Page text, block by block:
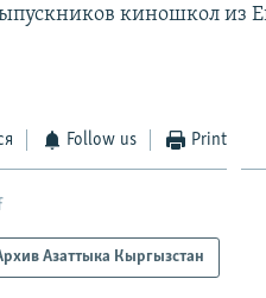
киношкол из
Follow us Print
Азаттыка Кыргызстан